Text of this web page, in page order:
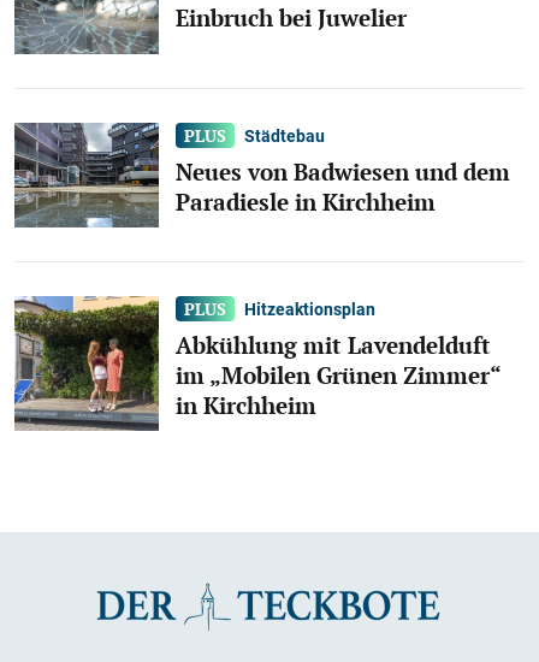
Einbruch bei Juwelier
Städtebau
Neues von Badwiesen und dem
Paradiesle in Kirchheim
Hitzeaktionsplan
Abkühlung mit Lavendelduft
im „Mobilen Grünen Zimmer“
in Kirchheim